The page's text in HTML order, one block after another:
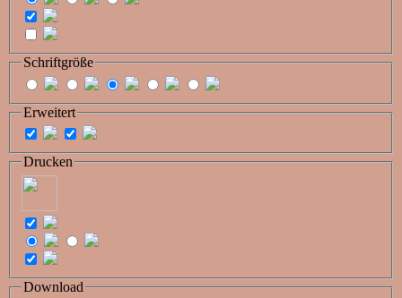
Schriftgröße
Erweitert
Drucken
Download